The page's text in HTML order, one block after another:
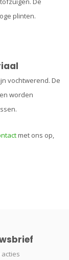
plinten.
vochtwerend. De
worden
met ons op,